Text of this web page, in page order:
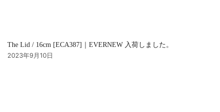
The Lid / 16cm [ECA387]｜EVERNEW 入荷しました。
2023年9月10日